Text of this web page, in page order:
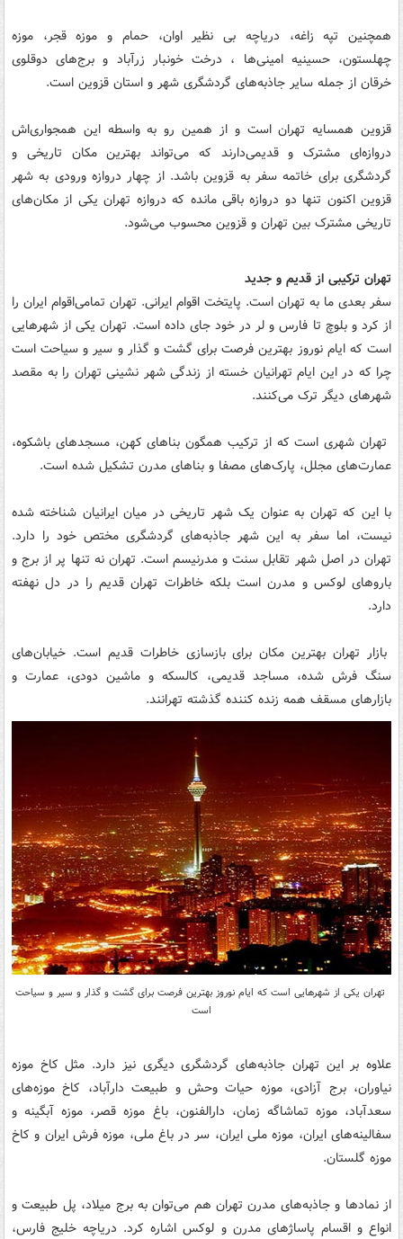
همچنین تپه زاغه، دریاچه بی نظیر اوان، حمام و موزه قجر، موزه
چهلستون، حسینیه امینی‌ها ، درخت خونبار زرآباد و برج‌های دوقلوی
خرقان از جمله سایر جاذبه‌های گردشگری شهر و استان قزوین است.
قزوین همسایه تهران است و از همین رو به واسطه این همجواری‌اش
دروازه‌ای مشترک و قدیمی‌دارند که می‌تواند بهترین مکان تاریخی و
گردشگری برای خاتمه سفر به قزوین باشد. از چهار دروازه ورودی به شهر
قزوین اکنون تنها دو دروازه باقی مانده که دروازه تهران یکی از مکان‌های
تاریخی مشترک بین تهران و قزوین محسوب می‌شود.
تهران ترکیبی از قدیم و جدید
سفر بعدی ما به تهران است. پایتخت اقوام ایرانی. تهران تمامی‌اقوام ایران را
از کرد و بلوچ تا فارس و لر در خود جای داده است. تهران یکی از شهرهایی
است که ایام نوروز بهترین فرصت برای گشت و گذار و سیر و سیاحت است
چرا که در این ایام تهرانیان خسته از زندگی شهر نشینی تهران را به مقصد
شهرهای دیگر ترک می‌کنند.
تهران شهری است که از ترکیب همگون بناهای کهن، مسجدهای باشکوه،
عمارت‌های مجلل، پارک‌های مصفا و بناهای مدرن تشکیل شده است.
با این که تهران به عنوان یک شهر تاریخی در میان ایرانیان شناخته شده
نیست، اما سفر به این شهر جاذبه‌های گردشگری مختص خود را دارد.
تهران در اصل شهر تقابل سنت و مدرنیسم است. تهران نه تنها پر از برج و
باروهای لوکس و مدرن است بلکه خاطرات تهران قدیم را در دل نهفته
دارد.
بازار تهران بهترین مکان برای بازسازی خاطرات قدیم است. خیابان‌های
سنگ فرش شده، مساجد قدیمی، کالسکه و ماشین دودی، عمارت و
بازارهای مسقف همه زنده کننده گذشته تهرانند.
تهران یکی از شهرهایی است که ایام نوروز بهترین فرصت برای گشت و گذار و سیر و سیاحت
است
علاوه بر این تهران جاذبه‌های گردشگری دیگری نیز دارد. مثل کاخ موزه
نیاوران، برج آزادی، موزه حیات وحش و طبیعت دارآباد، کاخ موزه‌های
سعدآباد، موزه تماشاگه زمان، دارالفنون، باغ موزه قصر، موزه آبگینه و
سفالینه‌های ایران، موزه ملی ایران، سر در باغ ملی، موزه فرش ایران و کاخ
موزه گلستان.
از نماد‌ها و جاذبه‌های مدرن تهران هم می‌توان به برج میلاد، پل طبیعت و
انواع و اقسام پاساژهای مدرن و لوکس اشاره کرد. دریاچه خلیج فارس،